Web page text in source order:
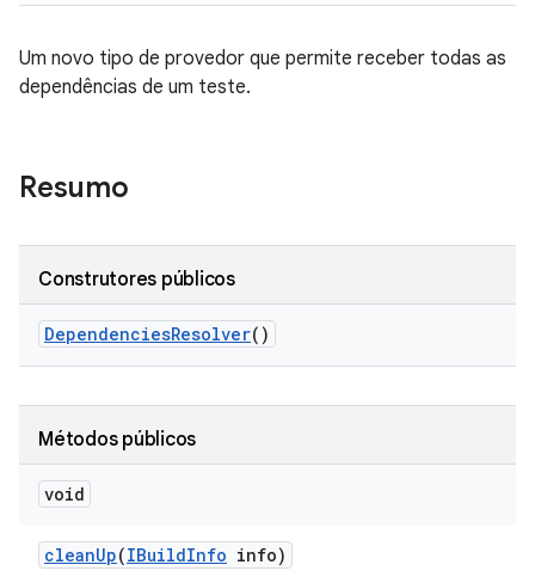
Um novo tipo de provedor que permite receber todas as
dependências de um teste.
Resumo
Construtores públicos
DependenciesResolver()
Métodos públicos
void
cleanUp(IBuildInfo info)